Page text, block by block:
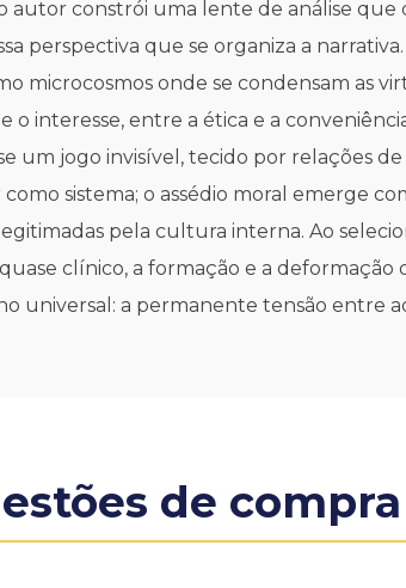
autor constrói uma lente de análise
perspectiva que se organiza a
microcosmos onde se condensam as
interesse, entre a ética e a
jogo invisível, tecido por relações de
sistema; o assédio moral emerge
pela cultura interna. Ao
clínico, a formação e a deformação
universal: a permanente tensão entre
de compra